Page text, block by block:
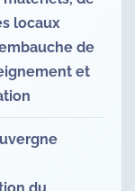
locaux
de
et
du